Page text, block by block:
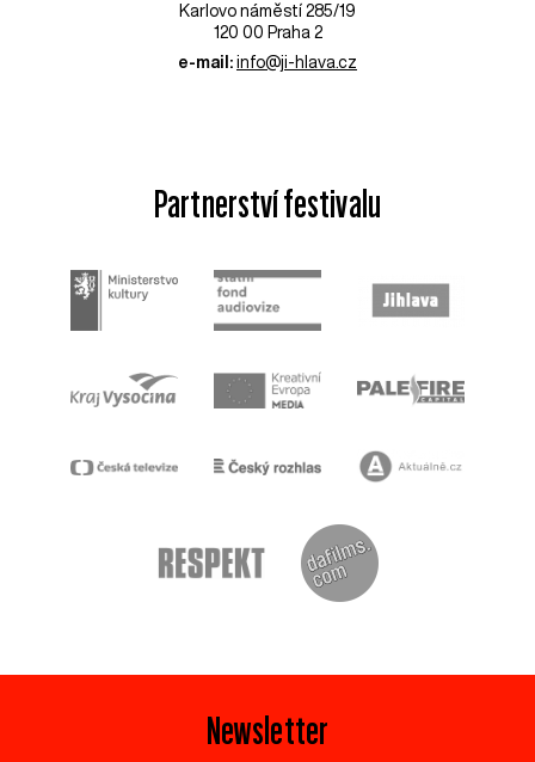
Karlovo náměstí 285/19
120 00 Praha 2
e-mail: info@ji-hlava.cz
Partnerství festivalu
Newsletter